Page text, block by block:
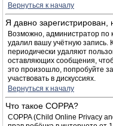
Вернуться к началу
Я давно
Возможно, администратор по
удалил вашу учётную запись.
периодически удаляют
оставляющих сообщения,
это произошло, попробуйте
участвовать в дискуссиях.
Вернуться к началу
Что такое COPPA?
COPPA (Child Online Privacy